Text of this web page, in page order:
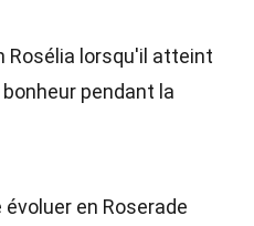
Rosélia lorsqu'il atteint
pendant la
en Roserade